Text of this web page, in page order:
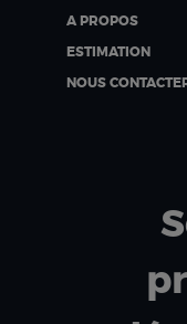
A PROPOS
ESTIMATION
NOUS